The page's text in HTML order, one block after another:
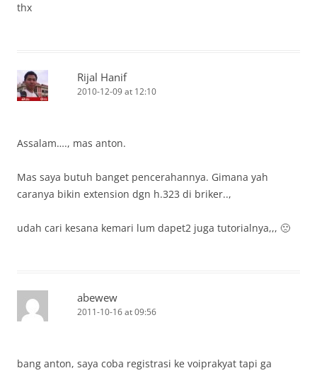
thx
Rijal Hanif
2010-12-09 at 12:10
Assalam…., mas anton.
Mas saya butuh banget pencerahannya. Gimana yah
caranya bikin extension dgn h.323 di briker..,
udah cari kesana kemari lum dapet2 juga tutorialnya,,, 🙁
abewew
2011-10-16 at 09:56
bang anton, saya coba registrasi ke voiprakyat tapi ga